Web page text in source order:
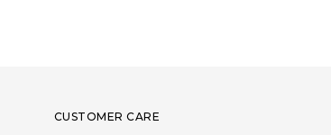
CUSTOMER CARE